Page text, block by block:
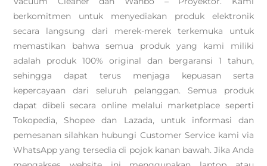
berkomitmen untuk menyediakan produk elektronik
secara langsung dari merek-merek terkemuka untuk
memastikan bahwa semua produk yang kami miliki
adalah produk 100% original dan bergaransi 1 tahun,
sehingga dapat terus menjaga kepuasan serta
kepercayaan dari seluruh pelanggan. Semua produk
dapat dibeli secara online melalui marketplace seperti
Tokopedia, Shopee dan Lazada, untuk informasi dan
pemesanan silahkan hubungi Customer Service kami via
WhatsApp yang tersedia di pojok kanan bawah. Jika Anda